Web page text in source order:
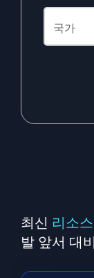
최신 리소스
발 앞서 대비